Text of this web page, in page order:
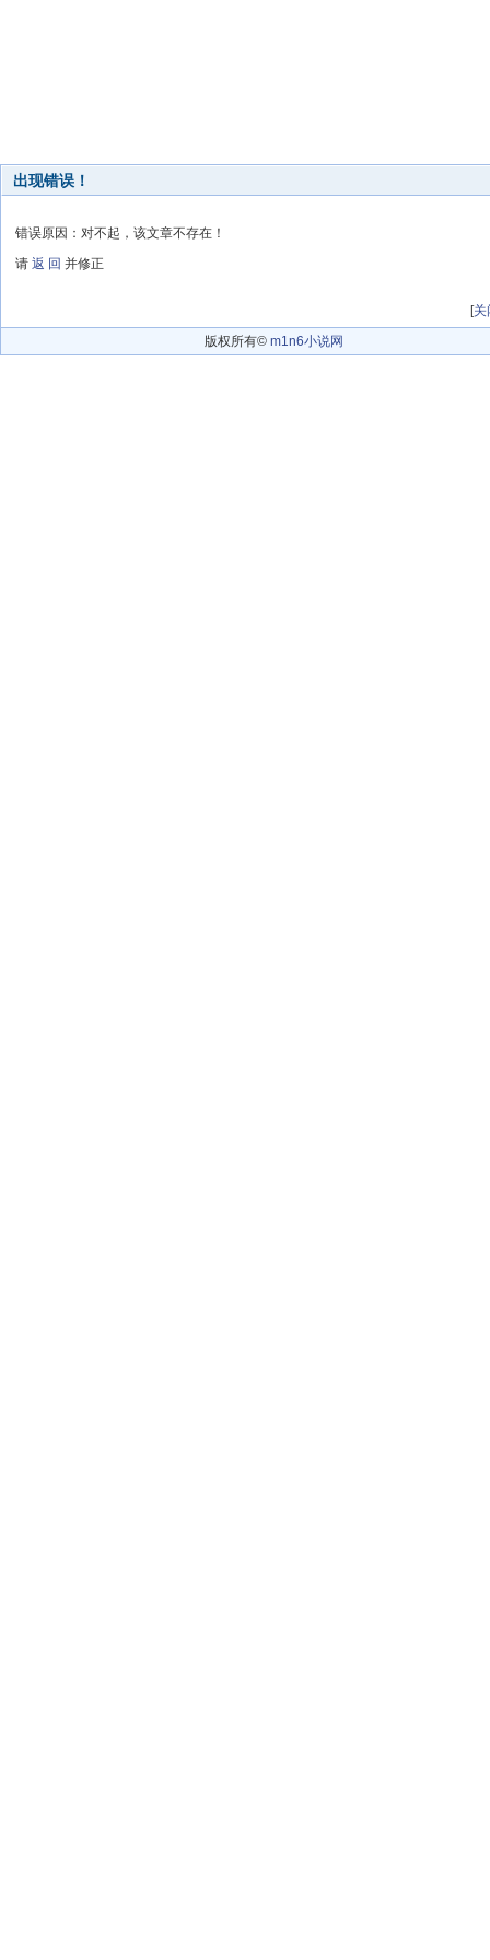
出现错误！
错误原因：对不起，该文章不存在！
请 返 回 并修正
[关
版权所有© m1n6小说网